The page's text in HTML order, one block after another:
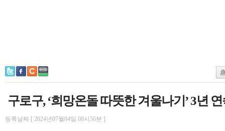
구로구, ‘희망온돌 따뜻한 겨울나기’ 3년
등록날짜 [ 2024년07월04일 08시56분 ]